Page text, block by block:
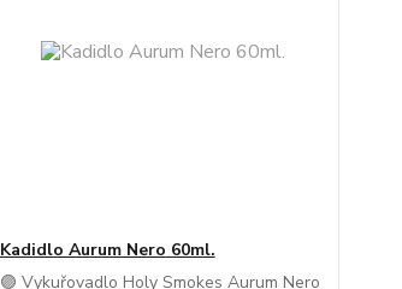
Kadidlo Aurum Nero 60ml.
🟣 Vykuřovadlo Holy Smokes Aurum Nero